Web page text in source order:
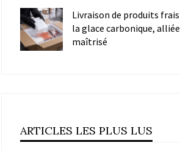
Livraison de produits
la glace carbonique,
maîtrisé
ARTICLES LES PLUS LUS